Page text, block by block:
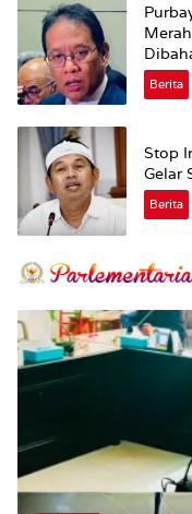
Berita
Stop
Gelar
Berita